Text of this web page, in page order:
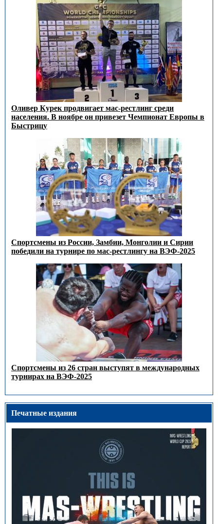
Оливер Курек продвигает мас-рестлинг среди
населения. В ноябре он привезет Чемпионат Европы в
Быстрицу
Спортсмены из России, Замбии, Монголии и Сирии
победили на турнире по мас-рестлингу на ВЭФ-2025
Спортсмены из 26 стран выступят в международных
турнирах на ВЭФ-2025
Печатные издания